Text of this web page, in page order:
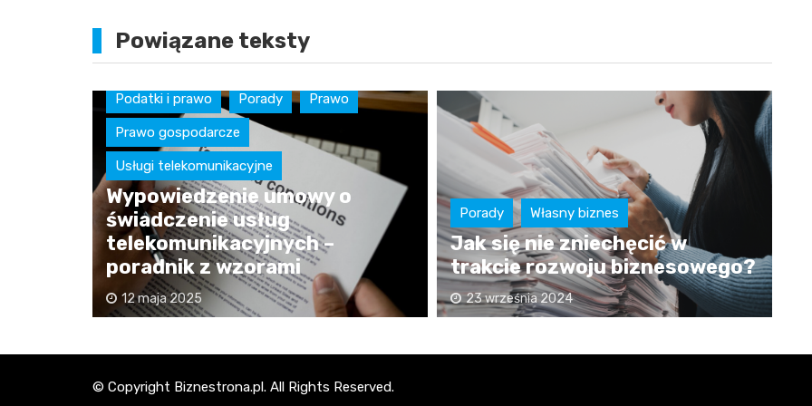
Powiązane teksty
Podatki i prawo Porady Prawo
Prawo gospodarcze
Usługi telekomunikacyjne
Wypowiedzenie umowy o
świadczenie usług
telekomunikacyjnych –
poradnik z wzorami
12 maja 2025
Porady Własny biznes
Jak się nie zniechęcić w
trakcie rozwoju biznesowego?
23 września 2024 6 marca
© Copyright Biznestrona.pl. All Rights Reserved.